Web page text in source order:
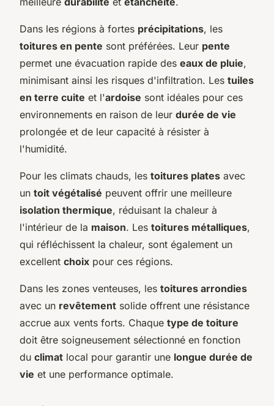
Dans les régions à fortes précipitations, les
toitures en pente sont préférées. Leur pente
permet une évacuation rapide des eaux de pluie,
minimisant ainsi les risques d'infiltration. Les tuiles
en terre cuite et l'ardoise sont idéales pour ces
environnements en raison de leur durée de vie
prolongée et de leur capacité à résister à
l'humidité.
Pour les climats chauds, les toitures plates avec
un toit végétalisé peuvent offrir une meilleure
isolation thermique, réduisant la chaleur à
l'intérieur de la maison. Les toitures métalliques,
qui réfléchissent la chaleur, sont également un
excellent choix pour ces régions.
Dans les zones venteuses, les toitures arrondies
avec un revêtement solide offrent une résistance
accrue aux vents forts. Chaque type de toiture
doit être soigneusement sélectionné en fonction
du climat local pour garantir une longue durée de
vie et une performance optimale.